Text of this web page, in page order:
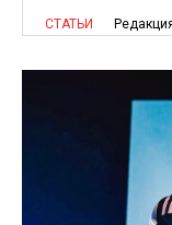
СТАТЬИ